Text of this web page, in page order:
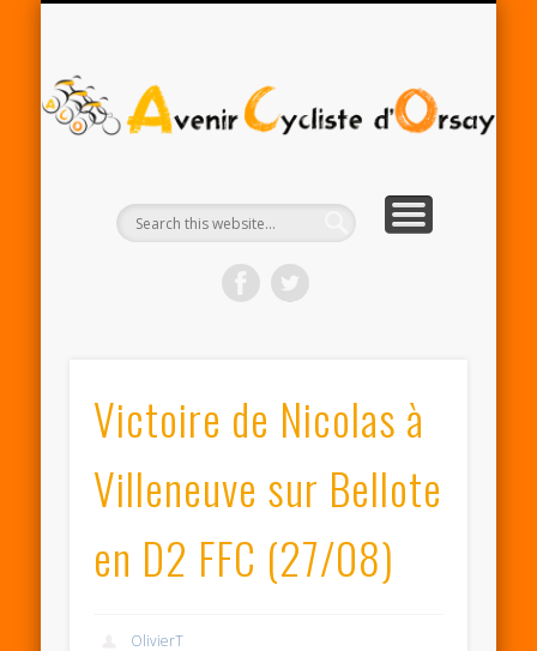
Victoire de Nicolas à
Villeneuve sur Bellote
en D2 FFC (27/08)
OlivierT